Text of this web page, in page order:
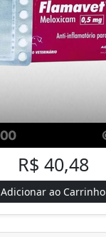
R$ 40,48
Adicionar ao Carrinho